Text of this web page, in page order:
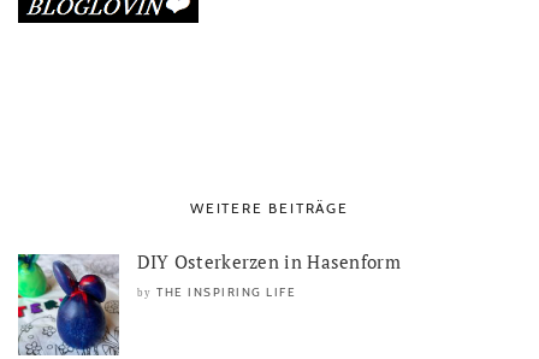
WEITERE BEITRÄGE
DIY Osterkerzen in Hasenform
by THE INSPIRING LIFE